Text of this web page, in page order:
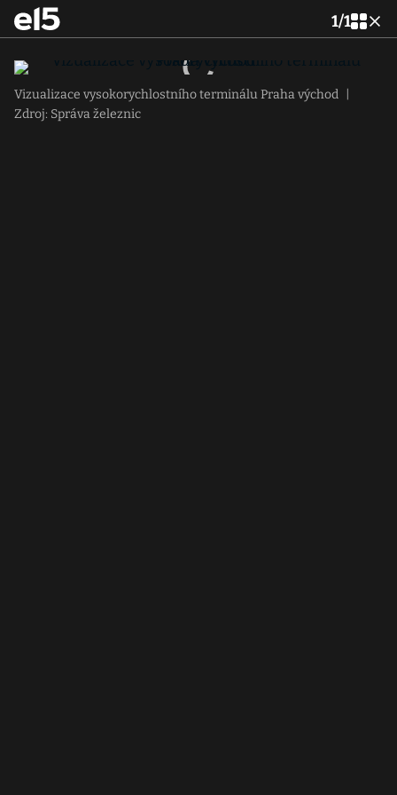
1/1
Vizualizace vysokorychlostního terminálu Praha východ
Zdroj: Správa železnic